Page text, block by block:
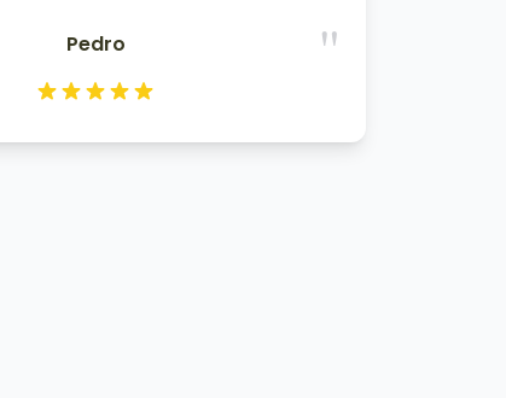
"
Pedro